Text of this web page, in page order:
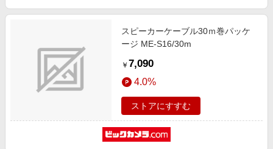
スピーカーケーブル30ｍ巻パッケ
ージ ME-S16/30m
￥ 7,090
4.0%
ストアにすすむ